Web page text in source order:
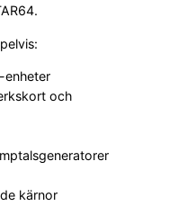
enheter
och
kärnor